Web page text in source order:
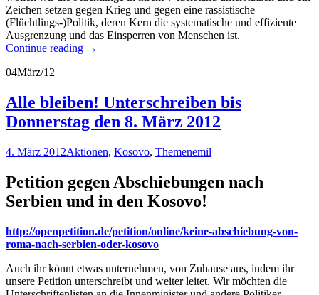
Zeichen setzen gegen Krieg und gegen eine rassistische
(Flüchtlings-)Politik, deren Kern die systematische und effiziente
Ausgrenzung und das Einsperren von Menschen ist.
Continue reading →
04März/12
Alle bleiben! Unterschreiben bis
Donnerstag den 8. März 2012
4. März 2012Aktionen, Kosovo, Themenemil
Petition gegen Abschiebungen nach
Serbien und in den Kosovo!
http://openpetition.de/petition/online/keine-abschiebung-von-
roma-nach-serbien-oder-kosovo
Auch ihr könnt etwas unternehmen, von Zuhause aus, indem ihr
unsere Petition unterschreibt und weiter leitet. Wir möchten die